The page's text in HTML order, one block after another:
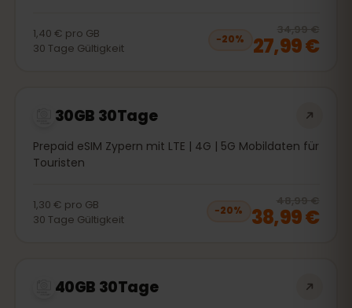
1,40 € pro GB
30 Tage Gültigkeit
−20%
34,99 €
27,99 €
30GB 30Tage
Prepaid eSIM Zypern mit LTE | 4G | 5G Mobildaten für
Touristen
1,30 € pro GB
30 Tage Gültigkeit
−20%
48,99 €
38,99 €
40GB 30Tage